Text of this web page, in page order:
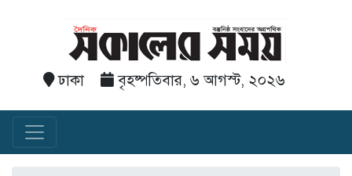
ঢাকা বৃহষ্পতিবার, ৬ আগস্ট, ২০২৬